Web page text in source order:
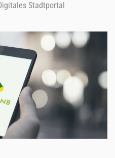
Stadtportal